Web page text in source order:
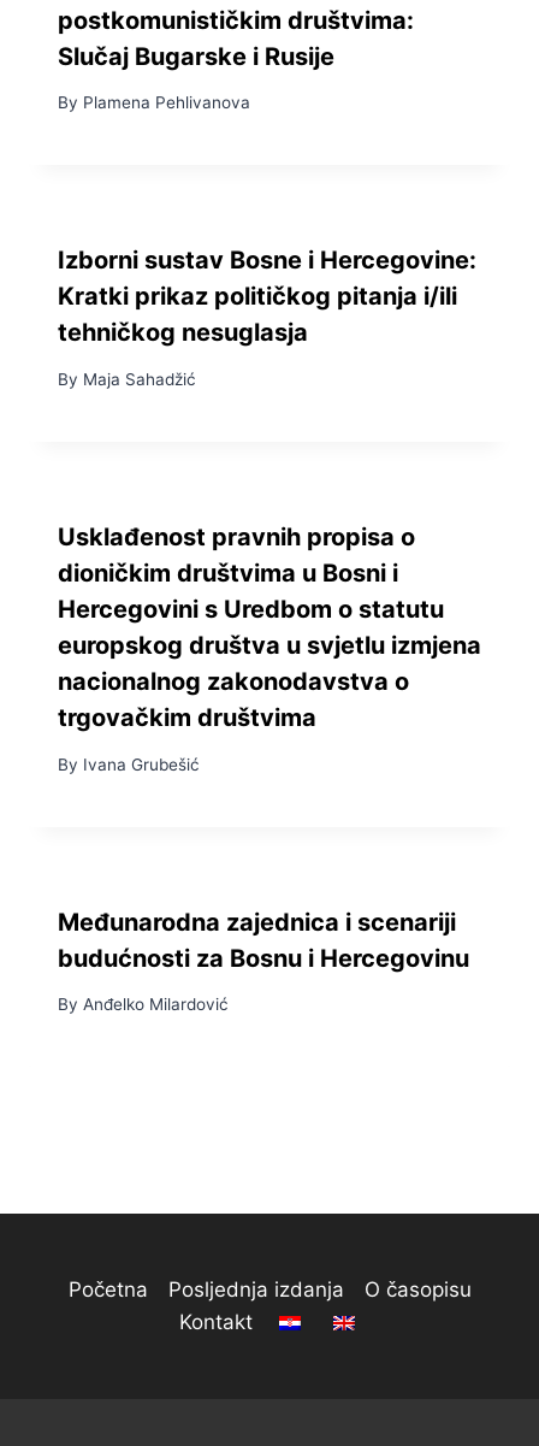
postkomunističkim društvima:
Slučaj Bugarske i Rusije
By Plamena Pehlivanova
Izborni sustav Bosne i Hercegovine:
Kratki prikaz političkog pitanja i/ili
tehničkog nesuglasja
By Maja Sahadžić
Usklađenost pravnih propisa o
dioničkim društvima u Bosni i
Hercegovini s Uredbom o statutu
europskog društva u svjetlu izmjena
nacionalnog zakonodavstva o
trgovačkim društvima
By Ivana Grubešić
Međunarodna zajednica i scenariji
budućnosti za Bosnu i Hercegovinu
By Anđelko Milardović
Početna Posljednja izdanja
O časopisu
Kontakt